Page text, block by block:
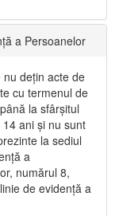
a Persoanelor
dețin acte de
cu termenul de
la sfârșitul
ani și nu sunt
la sediul
a
numărul 8,
de evidență a